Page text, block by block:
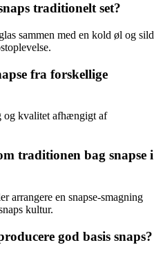
traditionelt set?
sammen med en kold øl og sild
fra forskellige
og kvalitet afhængigt af
traditionen bag snapse i
arrangere en snapse-smagning
kultur.
god basis snaps?